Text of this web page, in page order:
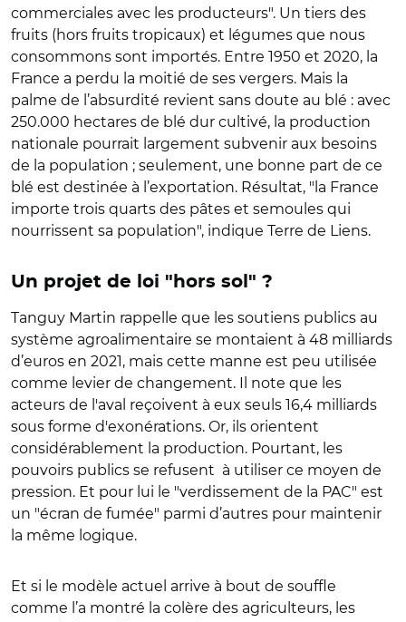
commerciales avec les producteurs". Un tiers des
fruits (hors fruits tropicaux) et légumes que nous
consommons sont importés. Entre 1950 et 2020, la
France a perdu la moitié de ses vergers. Mais la
palme de l’absurdité revient sans doute au blé : avec
250.000 hectares de blé dur cultivé, la production
nationale pourrait largement subvenir aux besoins
de la population ; seulement, une bonne part de ce
blé est destinée à l’exportation. Résultat, "la France
importe trois quarts des pâtes et semoules qui
nourrissent sa population", indique Terre de Liens.
Un projet de loi "hors sol" ?
Tanguy Martin rappelle que les soutiens publics au
système agroalimentaire se montaient à 48 milliards
d’euros en 2021, mais cette manne est peu utilisée
comme levier de changement. Il note que les
acteurs de l'aval reçoivent à eux seuls 16,4 milliards
sous forme d'exonérations. Or, ils orientent
considérablement la production. Pourtant, les
pouvoirs publics se refusent à utiliser ce moyen de
pression. Et pour lui le "verdissement de la PAC" est
un "écran de fumée" parmi d’autres pour maintenir
la même logique.
Et si le modèle actuel arrive à bout de souffle
comme l’a montré la colère des agriculteurs, les